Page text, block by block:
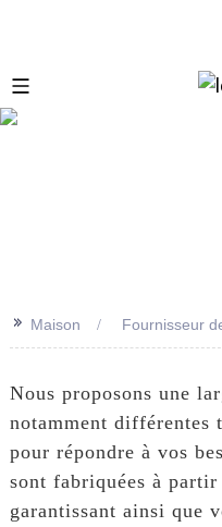
>> Maison Fournisseur
Nous proposons une
notamment différentes
pour répondre à vos
sont fabriquées à
garantissant ainsi que